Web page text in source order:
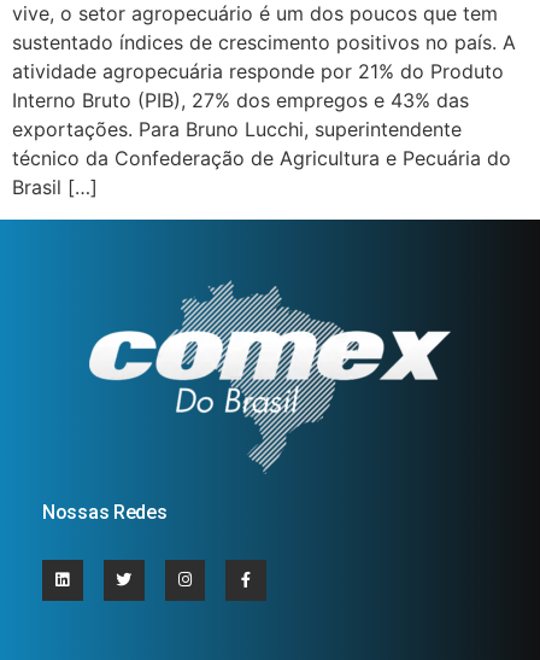
vive, o setor agropecuário é um dos poucos que tem
sustentado índices de crescimento positivos no país. A
atividade agropecuária responde por 21% do Produto
Interno Bruto (PIB), 27% dos empregos e 43% das
exportações. Para Bruno Lucchi, superintendente
técnico da Confederação de Agricultura e Pecuária do
Brasil […]
Nossas Redes